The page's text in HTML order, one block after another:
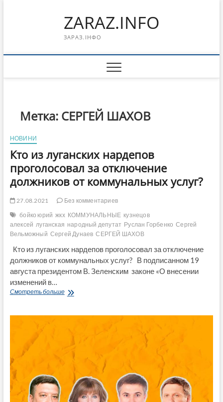
ZARAZ.INFO
ЗАРАЗ.ІНФО
Метка: СЕРГЕЙ ШАХОВ
НОВИНИ
Кто из луганских нардепов
проголосовал за отключение
должников от коммунальных услуг?
27.08.2021
Без комментариев
бойко юрий жкх КОММУНАЛЬНЫЕ кузнецов
алексей луганская народный депутат Руслан Горбенко Сергей
Вельможный Сергей Дунаев СЕРГЕЙ ШАХОВ
Кто из луганских нардепов проголосовал за отключение
должников от коммунальных услуг? В подписанном 19
августа президентом В. Зеленским законе «О внесении
изменений в…
Смотреть большеКто
отключение
должников
коммунальных
услуг?